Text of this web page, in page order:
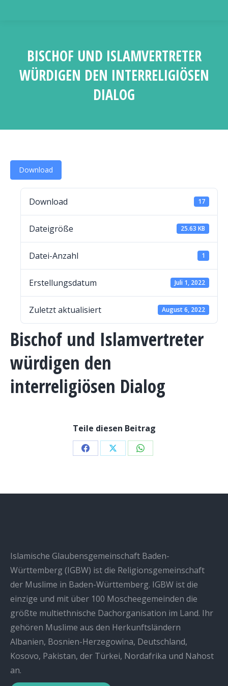
BISCHOF UND ISLAMVERTRETER
WÜRDIGEN DEN INTERRELIGIÖSEN
DIALOG
Download
Download 17
Dateigröße 25.63 KB
Datei-Anzahl 1
Erstellungsdatum Juli 1, 2022
Zuletzt aktualisiert August 6, 2022
Bischof und Islamvertreter
würdigen den
interreligiösen Dialog
Teile diesen Beitrag
Share Share Share
Islamische Glaubensgemeinschaft Baden-
Württemberg (IGBW) ist die Religionsgemeinschaft
der Muslime in Baden-Württemberg. IGBW ist die
einzige und mit über 100 Moscheegemeinden die
größte multiethnische Dachorganisation im Land. Ihr
gehören Muslime aus den Herkunftsländern
Albanien, Bosnien-Herzegowina, Deutschland,
Kosovo, Pakistan, der Türkei, Nordafrika und Nahost
an.